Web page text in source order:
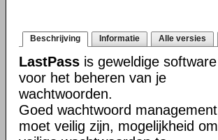
Beschrijving Informatie Alle versies
LastPass is geweldige software
voor het beheren van je
wachtwoorden.
Goed wachtwoord management
moet veilig zijn, mogelijkheid om